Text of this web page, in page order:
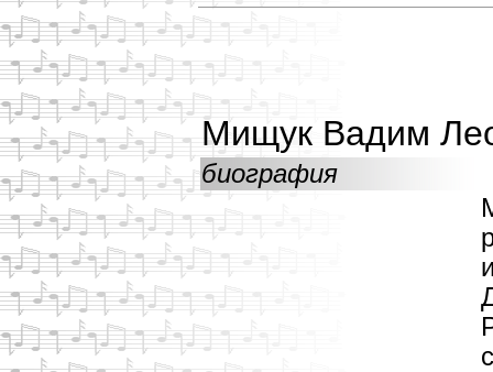
Мищук Вадим
биография